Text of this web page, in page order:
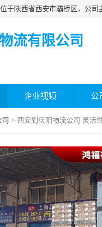
流有限公司
企业视频 公
> 西安到庆阳物流公司 灵活